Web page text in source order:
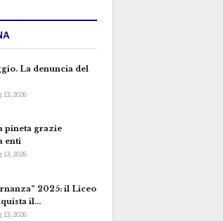
La denuncia del
13, 2026
pineta grazie
enti
13, 2026
2025: il Liceo
il…
13, 2026